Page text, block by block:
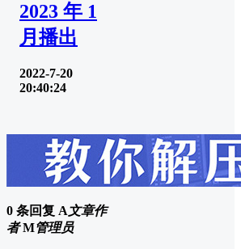
2023 年 1
月播出
2022-7-20
20:40:24
0 条回复 A文章作
者 M管理员